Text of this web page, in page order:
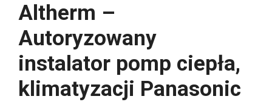
Altherm –
Autoryzowany
instalator pomp ciepła,
klimatyzacji Panasonic